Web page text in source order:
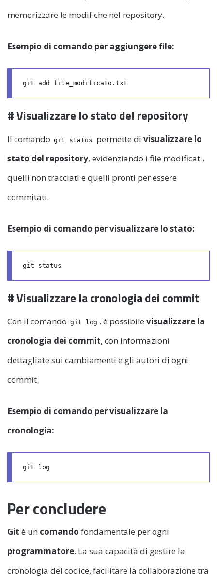
memorizzare le modifiche nel repository.
Esempio di comando per aggiungere file:
# Visualizzare lo stato del repository
Il comando git status permette di visualizzare lo
stato del repository, evidenziando i file modificati,
quelli non tracciati e quelli pronti per essere
commitati.
Esempio di comando per visualizzare lo stato:
# Visualizzare la cronologia dei commit
Con il comando git log , è possibile visualizzare la
cronologia dei commit, con informazioni
dettagliate sui cambiamenti e gli autori di ogni
commit.
Esempio di comando per visualizzare la
cronologia:
Per concludere
Git è un comando fondamentale per ogni
programmatore. La sua capacità di gestire la
cronologia del codice, facilitare la collaborazione tra